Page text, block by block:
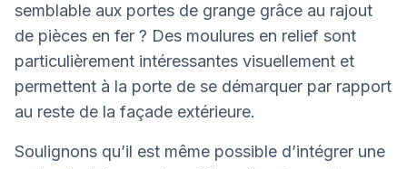
semblable aux portes de grange grâce au rajout
de pièces en fer ? Des moulures en relief sont
particulièrement intéressantes visuellement et
permettent à la porte de se démarquer par rapport
au reste de la façade extérieure.
Soulignons qu’il est même possible d’intégrer une